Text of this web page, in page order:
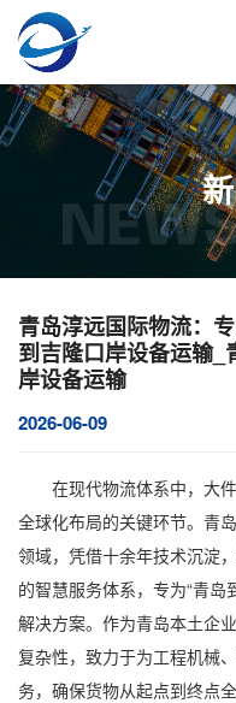
青岛淳远国际物流：
到吉隆口岸设备运输_
岸设备运输
2026-06-09
在现代物流体系中，大
全球化布局的关键环节。青
领域，凭借十余年技术沉淀
的智慧服务体系，专为“青岛
解决方案。作为青岛本土企
复杂性，致力于为工程机械
务，确保货物从起点到终点全